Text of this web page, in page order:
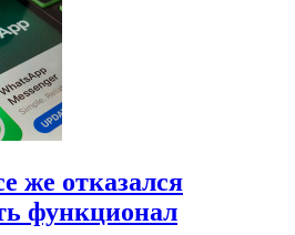
же отказался
функционал